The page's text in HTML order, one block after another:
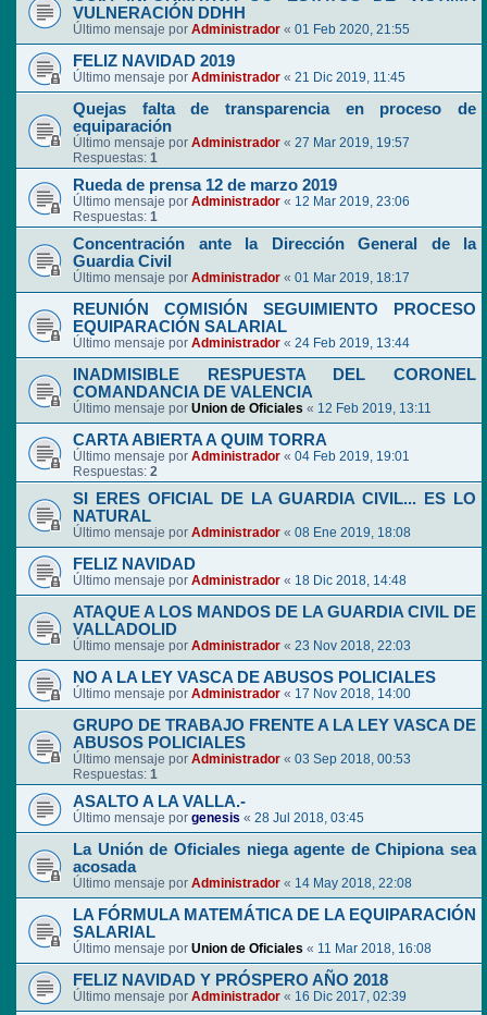
VULNERACIÓN DDHH
Último mensaje por Administrador « 01 Feb 2020, 21:55
FELIZ NAVIDAD 2019
Último mensaje por Administrador « 21 Dic 2019, 11:45
Quejas falta de transparencia en proceso de
equiparación
Último mensaje por Administrador « 27 Mar 2019, 19:57
Respuestas: 1
Rueda de prensa 12 de marzo 2019
Último mensaje por Administrador « 12 Mar 2019, 23:06
Respuestas: 1
Concentración ante la Dirección General de la
Guardia Civil
Último mensaje por Administrador « 01 Mar 2019, 18:17
REUNIÓN COMISIÓN SEGUIMIENTO PROCESO
EQUIPARACIÓN SALARIAL
Último mensaje por Administrador « 24 Feb 2019, 13:44
INADMISIBLE RESPUESTA DEL CORONEL
COMANDANCIA DE VALENCIA
Último mensaje por Union de Oficiales « 12 Feb 2019, 13:11
CARTA ABIERTA A QUIM TORRA
Último mensaje por Administrador « 04 Feb 2019, 19:01
Respuestas: 2
SI ERES OFICIAL DE LA GUARDIA CIVIL... ES LO
NATURAL
Último mensaje por Administrador « 08 Ene 2019, 18:08
FELIZ NAVIDAD
Último mensaje por Administrador « 18 Dic 2018, 14:48
ATAQUE A LOS MANDOS DE LA GUARDIA CIVIL DE
VALLADOLID
Último mensaje por Administrador « 23 Nov 2018, 22:03
NO A LA LEY VASCA DE ABUSOS POLICIALES
Último mensaje por Administrador « 17 Nov 2018, 14:00
GRUPO DE TRABAJO FRENTE A LA LEY VASCA DE
ABUSOS POLICIALES
Último mensaje por Administrador « 03 Sep 2018, 00:53
Respuestas: 1
ASALTO A LA VALLA.-
Último mensaje por genesis « 28 Jul 2018, 03:45
La Unión de Oficiales niega agente de Chipiona sea
acosada
Último mensaje por Administrador « 14 May 2018, 22:08
LA FÓRMULA MATEMÁTICA DE LA EQUIPARACIÓN
SALARIAL
Último mensaje por Union de Oficiales « 11 Mar 2018, 16:08
FELIZ NAVIDAD Y PRÓSPERO AÑO 2018
Último mensaje por Administrador « 16 Dic 2017, 02:39